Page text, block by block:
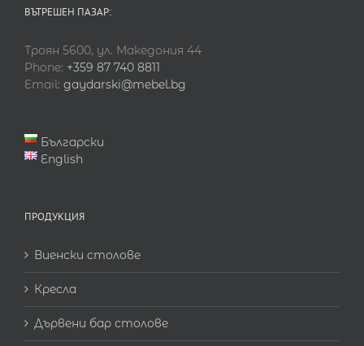
ВЪТРЕШЕН ПАЗАР:
Троян 5600, ул. Македония 44
Phone: +359 87 740 8811
Email: gaydarski@mebel.bg
Български
English
ПРОДУКЦИЯ
Виенски столове
Кресла
Дървени бар столове